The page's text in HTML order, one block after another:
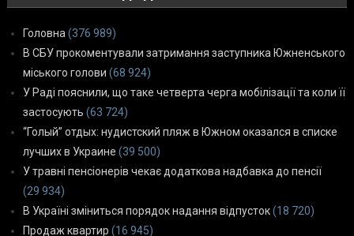
Головна (376 989)
В СБУ прокоментували затримання заступника Южненського
міського голови (68 924)
У Раді пояснили, що таке четверта черга мобілізації та коли її
застосують (63 724)
“Голый” отдых: нудистский пляж в Южном оказался в списке
лучших в Украине (39 500)
У травні пенсіонерів чекає додаткова надбавка до пенсії
(29 934)
В Україні зміниться порядок надання відпусток(18 720)
Продаж квартир (16 945)